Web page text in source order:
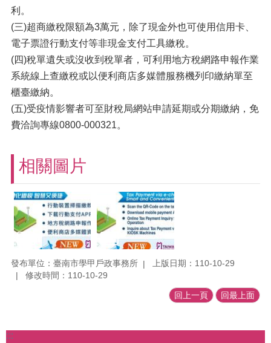
利。
(三)超商繳稅限額為3萬元，除了現金外也可使用信用卡、
電子票證行動支付等非現金支付工具繳稅。
(四)稅單遺失或沒收到稅單者，可利用地方稅網路申報作業
系統線上查繳稅或以便利商店多媒體服務機列印繳納單至
櫃臺繳納。
(五)受疫情影響者可至財稅局網站申請延期或分期繳納，免
費洽詢專線0800-000321。
相關圖片
發布單位：臺南市學甲戶政事務所
上版日期：110-10-29
修改時間：110-10-29
回上一頁 回最上面
:::